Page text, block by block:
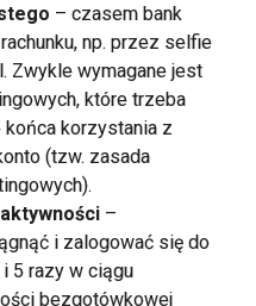
– czasem bank
np. przez selfie
Zwykle wymagane jest
które trzeba
korzystania z
(tzw. zasada
–
i zalogować się do
5 razy w ciągu
bezgotówkowej